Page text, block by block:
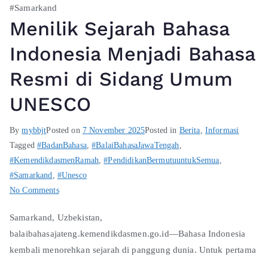
#Samarkand
Menilik Sejarah Bahasa
Indonesia Menjadi Bahasa
Resmi di Sidang Umum
UNESCO
BymybbjtPosted on 7 November 2025Posted in Berita Informasi
Tagged#BadanBahasa,#BalaiBahasaJawaTengah
#KemendikdasmenRamah ,#PendidikanBermutuuntukSemua
#Samarkand
#Unesco
No Comments
Samarkand, Uzbekistan,
balaibahasajateng.kemendikdasmen.go.id—Bahasa Indonesia
kembali menorehkan sejarah di panggung dunia. Untuk pertama